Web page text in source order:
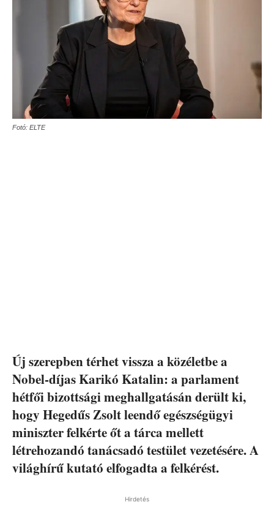
Fotó: ELTE
Új szerepben térhet vissza a közéletbe a
Nobel-díjas Karikó Katalin: a parlament
hétfői bizottsági meghallgatásán derült ki,
hogy Hegedűs Zsolt leendő egészségügyi
miniszter felkérte őt a tárca mellett
létrehozandó tanácsadó testület vezetésére. A
világhírű kutató elfogadta a felkérést.
Hirdetés